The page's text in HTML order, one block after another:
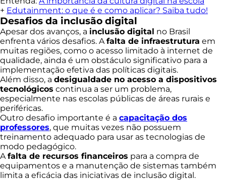
+ Edutainment: o que é e como aplicar? Saiba tudo!
Desafios da inclusão digital
Apesar dos avanços, a inclusão digital no Brasil
enfrenta vários desafios. Afalta de infraestrutura em
muitas regiões, como o acesso limitado à internet de
qualidade, ainda é um obstáculo significativo para a
implementação efetiva das políticas digitais.
Além disso, a desigualdade no acesso a dispositivos
tecnológicos continua a ser um problema,
especialmente nas escolas públicas de áreas rurais e
periféricas.
Outro desafio importante é a capacitação dos
professores, que muitas vezes não possuem
treinamento adequado para usar as tecnologias de
modo pedagógico.
Afalta de recursos financeiros para a compra de
equipamentos e a manutenção de sistemas também
limita a eficácia das iniciativas de inclusão digital.